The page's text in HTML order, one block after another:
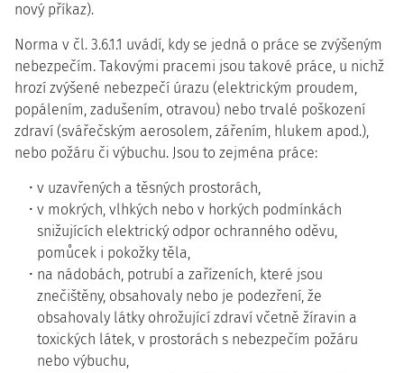
nový příkaz).
Norma v čl. 3.6.1.1 uvádí, kdy se jedná o práce se zvýšeným
nebezpečím. Takovými pracemi jsou takové práce, u nichž
hrozí zvýšené nebezpečí úrazu (elektrickým proudem,
popálením, zadušením, otravou) nebo trvalé poškození
zdraví (svářečským aerosolem, zářením, hlukem apod.),
nebo požáru či výbuchu. Jsou to zejména práce:
v uzavřených a těsných prostorách,
v mokrých, vlhkých nebo v horkých podmínkách
snižujících elektrický odpor ochranného oděvu,
pomůcek i pokožky těla,
na nádobách, potrubí a zařízeních, které jsou
znečištěny, obsahovaly nebo je podezření, že
obsahovaly látky ohrožující zdraví včetně žíravin a
toxických látek, v prostorách s nebezpečím požáru
nebo výbuchu,